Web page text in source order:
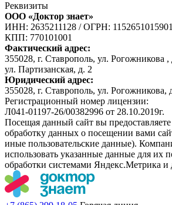
Реквизиты
ООО «Доктор знает»
ИНН: 2635211128 /ОГРН: 1152651015901
КПП: 770101001
Фактический адрес:
355028, г. Ставрополь, ул. Рогожникова ,
ул. Партизанская, д. 2
Юридический адрес:
355028, г. Ставрополь, ул. Рогожникова,
Регистрационный номер лицензии:
Л041-01197-26/00382996 от 28.10.2019г.
Посещая данный сайт вы предоставляете
обработку данных о посещении вами
иные пользовательские данные).
использовать указанные данные для их
обработки системами Яндекс.Метрика и